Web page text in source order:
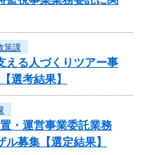
策課
える人づくりツアー事
選考結果】
・運営事業委託業務
ル募集【選定結果】